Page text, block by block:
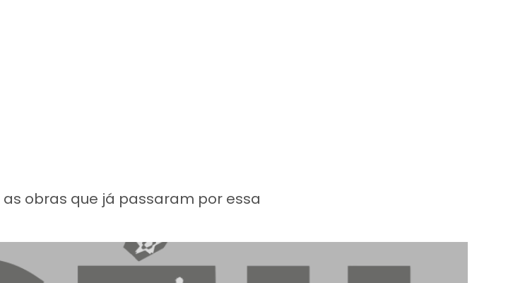
obras que já passaram por essa